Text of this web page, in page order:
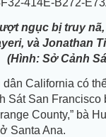
ngục bị truy
và Jonathan
(Hình: Sở Cảnh
California có
Sát San
County,” bà
Santa Ana.